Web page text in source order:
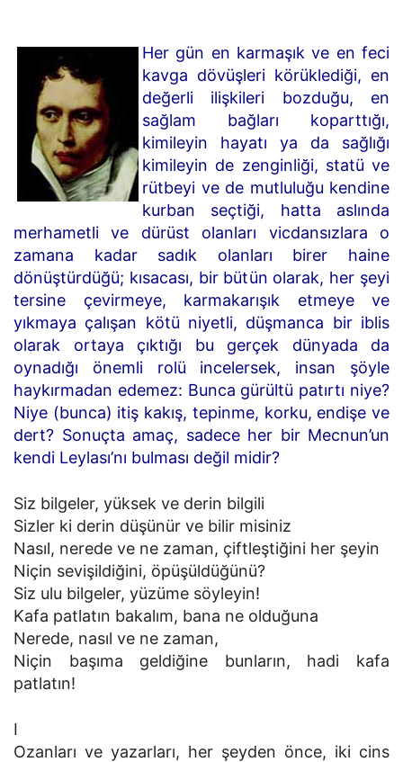
Her gün en karmaşık ve en feci
kavga dövüşleri körüklediği, en
değerli ilişkileri bozduğu, en
sağlam bağları koparttığı,
kimileyin hayatı ya da sağlığı
kimileyin de zenginliği, statü ve
rütbeyi ve de mutluluğu kendine
kurban seçtiği, hatta aslında
merhametli ve dürüst olanları vicdansızlara o
zamana kadar sadık olanları birer haine
dönüştürdüğü; kısacası, bir bütün olarak, her şeyi
tersine çevirmeye, karmakarışık etmeye ve
yıkmaya çalışan kötü niyetli, düşmanca bir iblis
olarak ortaya çıktığı bu gerçek dünyada da
oynadığı önemli rolü incelersek, insan şöyle
haykırmadan edemez: Bunca gürültü patırtı niye?
Niye (bunca) itiş kakış, tepinme, korku, endişe ve
dert? Sonuçta amaç, sadece her bir Mecnun’un
kendi Leylası’nı bulması değil midir?
Siz bilgeler, yüksek ve derin bilgili
Sizler ki derin düşünür ve bilir misiniz
Nasıl, nerede ve ne zaman, çiftleştiğini her şeyin
Niçin sevişildiğini, öpüşüldüğünü?
Siz ulu bilgeler, yüzüme söyleyin!
Kafa patlatın bakalım, bana ne olduğuna
Nerede, nasıl ve ne zaman,
Niçin başıma geldiğine bunların, hadi kafa
patlatın!
I
Ozanları ve yazarları, her şeyden önce, iki cins